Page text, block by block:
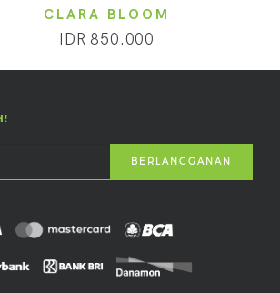
CLARA BLOOM
IDR 850.000